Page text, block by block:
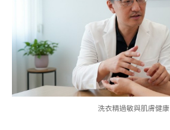
洗衣精過敏與肌膚健康